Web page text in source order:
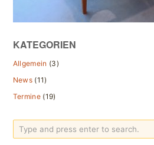
KATEGORIEN
Allgemein (3)
News (11)
Termine (19)